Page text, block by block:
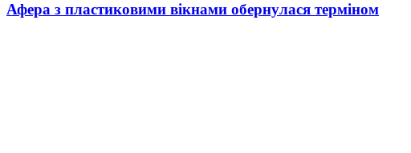
Афера з пластиковими вікнами обернулася терміном